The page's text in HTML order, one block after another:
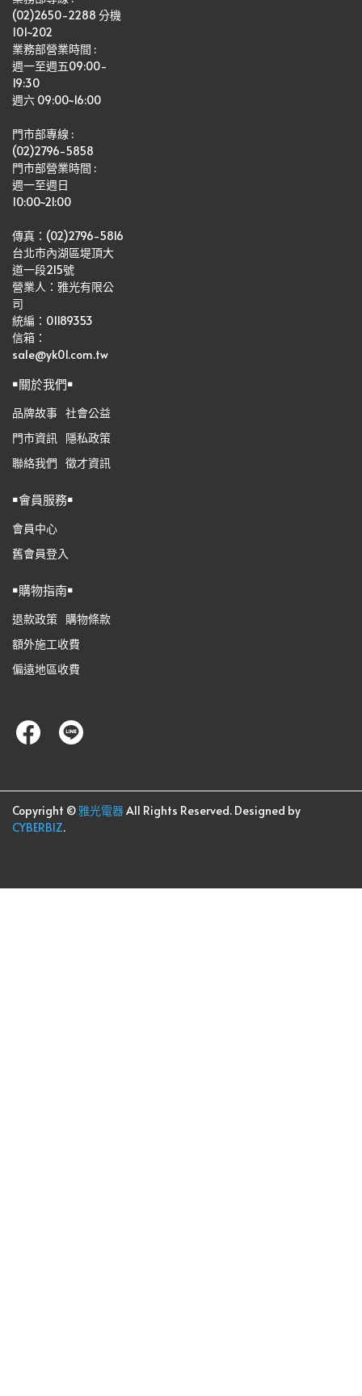
(02)2650-2288 分機
101~202
業務部營業時間 :
週一至週五09:00-
19:30
週六 09:00~16:00
門市部專線 :
(02)2796-5858
門市部營業時間 :
週一至週日
10:00~21:00
傳真：(02)2796-5816
台北市內湖區堤頂大
道一段215號
營業人：雅光有限公
司
統編：01189353
信箱：
sale@yk01.com.tw
￭關於我們￭
品牌故事 社會公益
門市資訊 隱私政策
聯絡我們 徵才資訊
￭會員服務￭
會員中心
舊會員登入
￭購物指南￭
退款政策 購物條款
額外施工收費
偏遠地區收費
Copyright ©雅光電器All Rights Reserved. Designed by
CYBERBIZ.